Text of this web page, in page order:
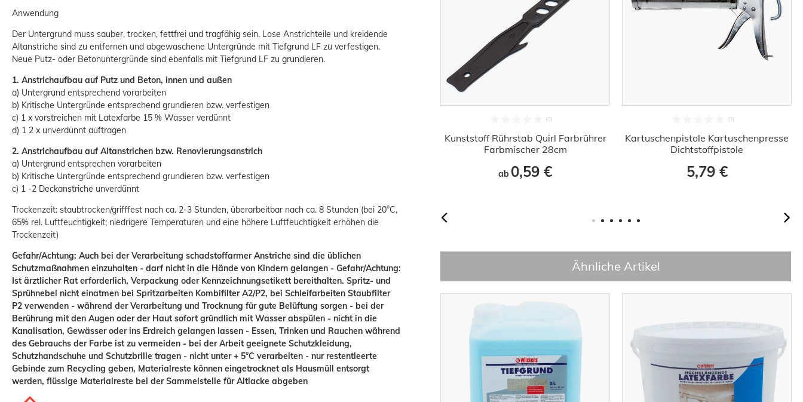
Anwendung
Der Untergrund muss sauber, trocken, fettfrei und tragfähig sein. Lose Anstrichteile und kreidende
Altanstriche sind zu entfernen und abgewaschene Untergründe mit Tiefgrund LF zu verfestigen.
Neue Putz- oder Betonuntergründe sind ebenfalls mit Tiefgrund LF zu grundieren.
1. Anstrichaufbau auf Putz und Beton, innen und außen
a) Untergrund entsprechend vorarbeiten
b) Kritische Untergründe entsprechend grundieren bzw. verfestigen
c) 1 x vorstreichen mit Latexfarbe 15 % Wasser verdünnt
d) 1 2 x unverdünnt auftragen
2. Anstrichaufbau auf Altanstrichen bzw. Renovierungsanstrich
a) Untergrund entsprechen vorarbeiten
b) Kritische Untergründe entsprechend grundieren bzw. verfestigen
c) 1 -2 Deckanstriche unverdünnt
Trockenzeit: staubtrocken/grifffest nach ca. 2-3 Stunden, überarbeitbar nach ca. 8 Stunden (bei 20°C,
65% rel. Luftfeuchtigkeit; niedrigere Temperaturen und eine höhere Luftfeuchtigkeit erhöhen die
Trockenzeit)
Gefahr/Achtung: Auch bei der Verarbeitung schadstoffarmer Anstriche sind die üblichen
Schutzmaßnahmen einzuhalten - darf nicht in die Hände von Kindern gelangen - Gefahr/Achtung:
Ist ärztlicher Rat erforderlich, Verpackung oder Kennzeichnungsetikett bereithalten. Spritz- und
Sprühnebel nicht einatmen bei Spritzarbeiten Kombifilter A2/P2, bei Schleifarbeiten Staubfilter
P2 verwenden - während der Verarbeitung und Trocknung für gute Belüftung sorgen - bei der
Berührung mit den Augen oder der Haut sofort gründlich mit Wasser abspülen - nicht in die
Kanalisation, Gewässer oder ins Erdreich gelangen lassen - Essen, Trinken und Rauchen während
des Gebrauchs der Farbe ist zu vermeiden - bei der Arbeit geeignete Schutzkleidung,
Schutzhandschuhe und Schutzbrille tragen - nicht unter + 5°C verarbeiten - nur restentleerte
Gebinde zum Recycling geben, Materialreste können eingetrocknet als Hausmüll entsorgt
werden, flüssige Materialreste bei der Sammelstelle für Altlacke abgeben
Malerplane Abdeckfolie 4x5m 20m² |
30my
ab2,86 €
Grundpreis:
Kunststoff Rührstab Quirl Farbrührer
Farbmischer 28cm
ab 0,59 €
Kartuschenpistole Kartuschenpresse
Dichtstoffpistole
5,79 €
Ähnliche Artikel